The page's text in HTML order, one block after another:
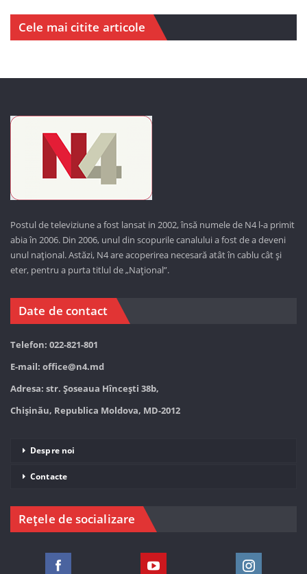
Cele mai citite articole
Postul de televiziune a fost lansat in 2002, însă numele de N4 l-a primit
abia în 2006. Din 2006, unul din scopurile canalului a fost de a deveni
unul național. Astăzi, N4 are acoperirea necesară atât în cablu cât și
eter, pentru a purta titlul de „Național”.
Date de contact
Telefon: 022-821-801
E-mail: office@n4.md
Adresa: str. Șoseaua Hînceşti 38b,
Chișinău, Republica Moldova, MD-2012
Despre noi
Contacte
Rețele de socializare